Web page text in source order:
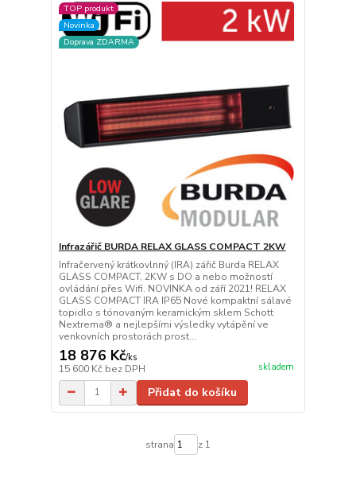
TOP produkt
Novinka
Doprava ZDARMA
Infrazářič BURDA RELAX GLASS COMPACT 2KW
Infračervený krátkovlnný (IRA) zářič Burda RELAX
GLASS COMPACT, 2KW s DO a nebo možností
ovládání přes Wifi. NOVINKA od září 2021! RELAX
GLASS COMPACT IRA IP65 Nové kompaktní sálavé
topidlo s tónovaným keramickým sklem Schott
Nextrema® a nejlepšími výsledky vytápění ve
venkovních prostorách prost...
18 876 Kč/ks
15 600 Kč bez DPH skladem
Přidat do košíku
strana z 1